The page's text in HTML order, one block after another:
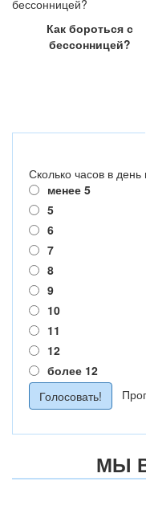
Как бороться с
бессонницей?
Сколько часов в день
менее 5
5
6
7
8
9
10
11
12
более 12
МЫ